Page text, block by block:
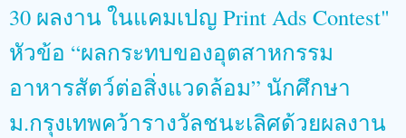
30 ผลงาน ในแคมเปญ Print Ads Contest"
หัวข้อ “ผลกระทบของอุตสาหกรรม
อาหารสัตว์ต่อสิ่งแวดล้อม” นักศึกษา
ม.กรุงเทพคว้ารางวัลชนะเลิศด้วยผลงาน